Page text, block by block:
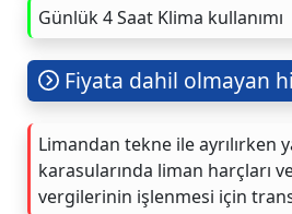
Günlük 4 Saat Klima kullanımı
Fiyata dahil olmayan
Limandan tekne ile ayrılırken
karasularında liman harçları
vergilerinin işlenmesi için